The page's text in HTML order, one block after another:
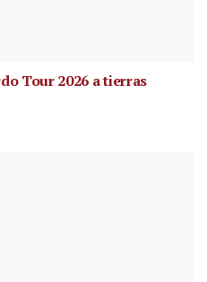
Tour 2026 a tierras